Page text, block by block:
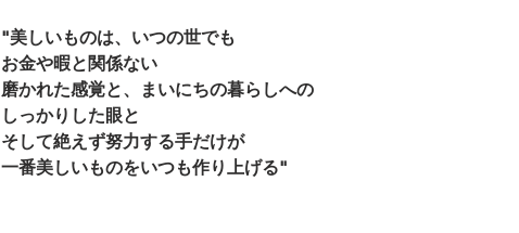
"美しいものは、いつの世でも
お金や暇と関係ない
磨かれた感覚と、まいにちの暮らしへの
しっかりした眼と
そして絶えず努力する手だけが
一番美しいものをいつも作り上げる"